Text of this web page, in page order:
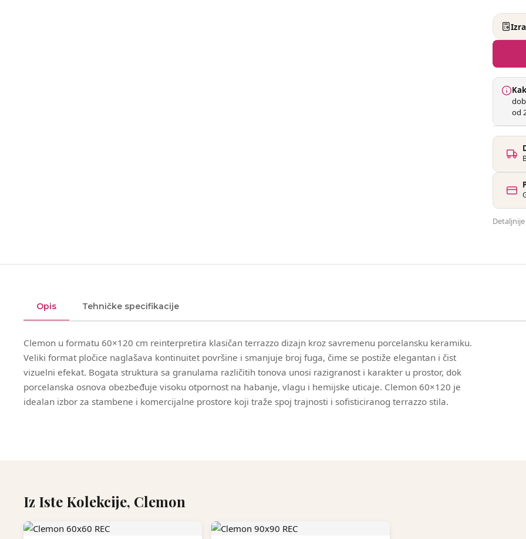
od
Opis Tehničke specifikacije
Clemon u formatu 60×120 cm reinterpretira klasičan terrazzo dizajn kroz savremenu porcelansku keramiku.
Veliki format pločice naglašava kontinuitet površine i smanjuje broj fuga, čime se postiže elegantan i čist
vizuelni efekat. Bogata struktura sa granulama različitih tonova unosi razigranost i karakter u prostor, dok
porcelanska osnova obezbeđuje visoku otpornost na habanje, vlagu i hemijske uticaje. Clemon 60×120 je
idealan izbor za stambene i komercijalne prostore koji traže spoj trajnosti i sofisticiranog terrazzo stila.
Iz Iste Kolekcije, Clemon